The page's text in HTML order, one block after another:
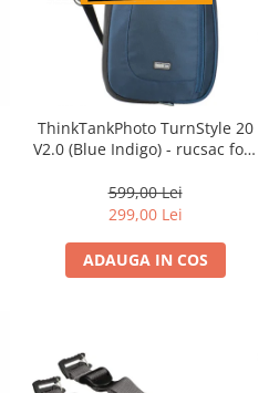
ThinkTankPhoto TurnStyle 20
V2.0 (Blue Indigo) - rucsac foto
599,00 Lei
299,00 Lei
ADAUGA IN COS